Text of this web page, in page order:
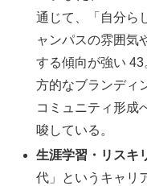
通じて、「自分ら
ャンパスの雰囲気
する傾向が強い
方的なブランディ
コミュニティ形成
唆している。
生涯学習・リスキ
代」というキャリ